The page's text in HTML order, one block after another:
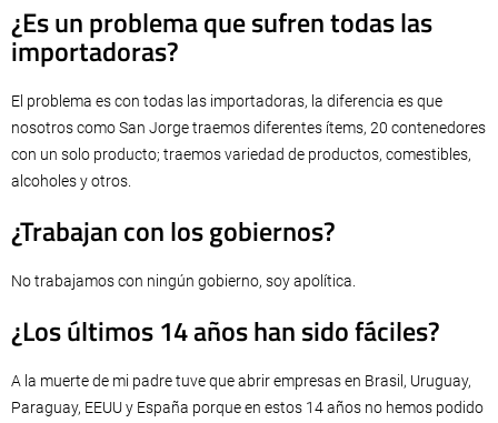
¿Es un problema que sufren todas las
importadoras?
El problema es con todas las importadoras, la diferencia es que
nosotros como San Jorge traemos diferentes ítems, 20 contenedores
con un solo producto; traemos variedad de productos, comestibles,
alcoholes y otros.
¿Trabajan con los gobiernos?
No trabajamos con ningún gobierno, soy apolítica.
¿Los últimos 14 años han sido fáciles?
A la muerte de mi padre tuve que abrir empresas en Brasil, Uruguay,
Paraguay, EEUU y España porque en estos 14 años no hemos podido